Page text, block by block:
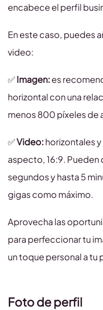
encabece el perfil
En este caso, puedes
video:
✅Imagen: es
horizontal con una
menos 800 píxeles de
✅Video: horizontales
aspecto, 16:9. Pueden
segundos y hasta 5
gigas como máximo.
Aprovecha las
para perfeccionar tu
un toque personal a tu
Foto de perfil